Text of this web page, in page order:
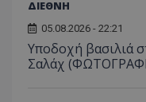
ΔΙΕΘΝΗ
05.08.2026 - 22:21
Υποδοχή βασιλιά
Σαλάχ